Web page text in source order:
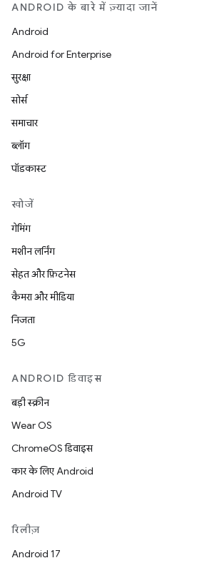
ANDROID के बारे में ज़्यादा जानें
Android
Android for Enterprise
सुरक्षा
सोर्स
समाचार
ब्लॉग
पॉडकास्ट
खोजें
गेमिंग
मशीन लर्निंग
सेहत और फ़िटनेस
कैमरा और मीडिया
निजता
5G
ANDROID डिवाइस
बड़ी स्क्रीन
Wear OS
ChromeOS डिवाइस
कार के लिए Android
Android TV
रिलीज़
Android 17